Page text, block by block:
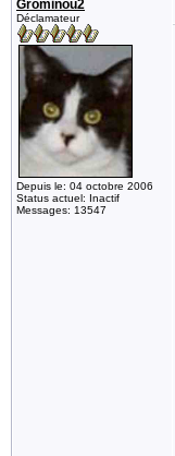
Grominou2
Déclamateur
Depuis le: 04 octobre 2006
Status actuel: Inactif
Messages: 13547